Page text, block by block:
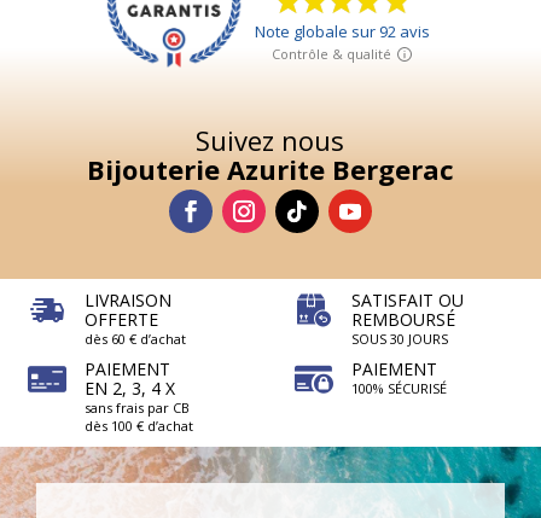
Suivez nous
Bijouterie Azurite Bergerac
LIVRAISON
OFFERTE
dès 60 € d’achat
PAIEMENT
EN 2, 3, 4 X
sans frais par CB
dès 100 € d’achat
SATISFAIT OU
REMBOURSÉ
SOUS 30 JOURS
PAIEMENT
100% SÉCURISÉ